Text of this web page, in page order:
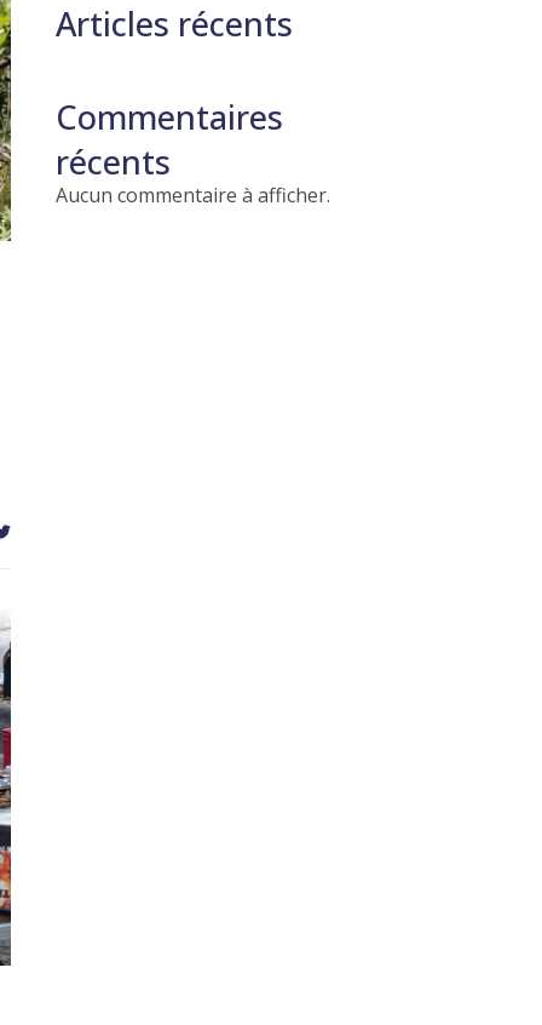
Articles récents
Commentaires
récents
Aucun commentaire à afficher.